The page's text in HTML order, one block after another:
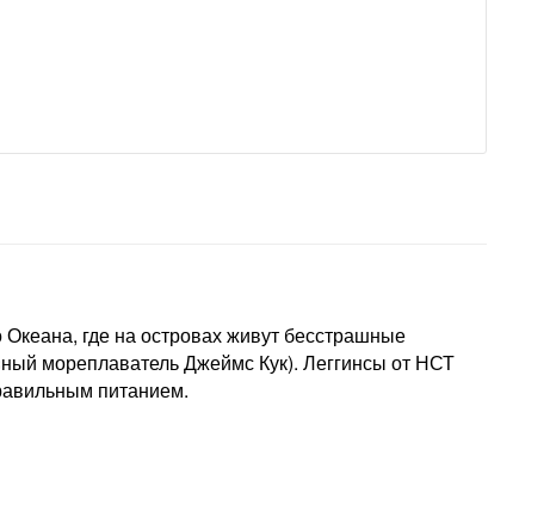
где на островах живут бесстрашные
мореплаватель Джеймс Кук). Леггинсы от НСТ
питанием.